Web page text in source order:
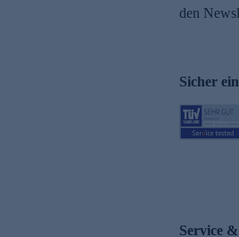
den
Sicher
Service